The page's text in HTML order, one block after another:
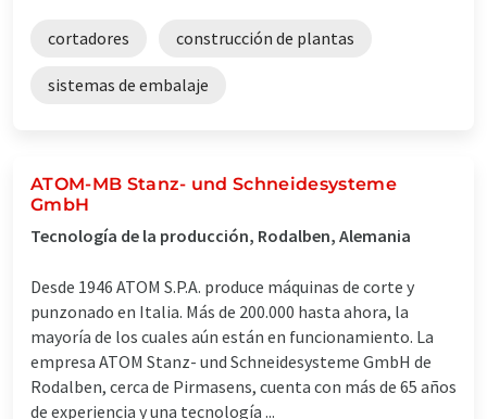
cortadores construcción de plantas
sistemas de embalaje
ATOM-MB Stanz- und Schneidesysteme
GmbH
Tecnología de la producción, Rodalben, Alemania
Desde 1946 ATOM S.P.A. produce máquinas de corte y
punzonado en Italia. Más de 200.000 hasta ahora, la
mayoría de los cuales aún están en funcionamiento. La
empresa ATOM Stanz- und Schneidesysteme GmbH de
Rodalben, cerca de Pirmasens, cuenta con más de 65 años
de experiencia y una tecnología ...